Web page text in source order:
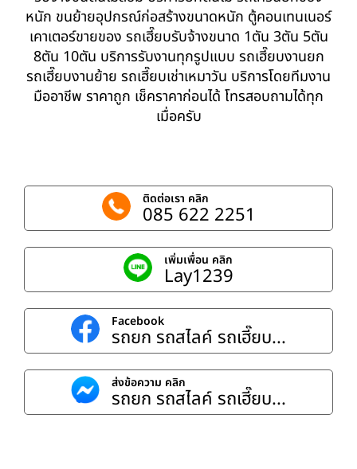
หนัก ขนย้ายอุปกรณ์ก่อสร้างขนาดหนัก ตู้คอนเทนเนอร์
เคาเตอร์ขายของ รถเฮี๊ยบรับจ้างขนาด 1ตัน 3ตัน 5ตัน
8ตัน 10ตัน บริการรับงานทุกรูปแบบ รถเฮี๊ยบงานยก
รถเฮี๊ยบงานย้าย รถเฮี๊ยบเช่าเหมาวัน บริการโดยทีมงาน
มืออาชีพ ราคาถูก เช็คราคาก่อนได้ โทรสอบถามได้ทุก
เมื่อครับ
ติดต่อเรา คลิก
085 622 2251
เพิ่มเพื่อน คลิก
Lay1239
Facebook
รถยก รถสไลค์ รถเฮี๊ยบ...
ส่งข้อความ คลิก
รถยก รถสไลค์ รถเฮี๊ยบ...